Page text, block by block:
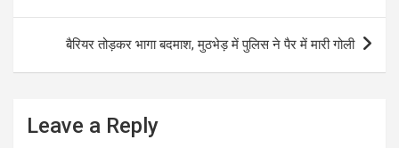
बैरियर तोड़कर भागा बदमाश, मुठभेड़ में पुलिस ने पैर में मारी गोली
Leave a Reply